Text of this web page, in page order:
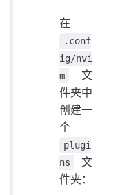
在
.conf
ig/nvi
m
文
件夹中
创建一
个
plugi
ns
文
件夹：